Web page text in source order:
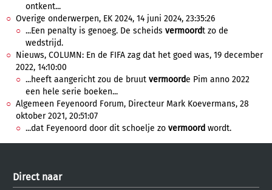
ontkent...
Overige onderwerpen, EK 2024, 14 juni 2024, 23:35:26
...Een penalty is genoeg. De scheids vermoordt zo de
wedstrijd.
Nieuws, COLUMN: En de FIFA zag dat het goed was, 19 december
2022, 14:10:00
...heeft aangericht zou de bruut vermoorde Pim anno 2022
een hele serie boeken...
Algemeen Feyenoord Forum, Directeur Mark Koevermans, 28
oktober 2021, 20:51:07
...dat Feyenoord door dit schoelje zo vermoord wordt.
Direct naar